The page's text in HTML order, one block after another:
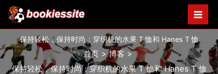
内
保持轻松，保持时尚：穿织机的水果 T 恤和 Hanes T 恤
首页
博客
保持轻松，保持时尚：穿织机的水果 T 恤和 Hanes T 恤